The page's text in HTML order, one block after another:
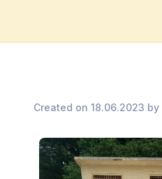
Created on 18.06.2023 by